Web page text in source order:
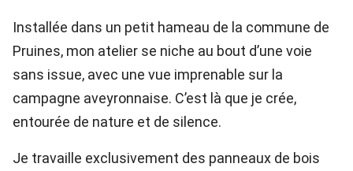
Installée dans un petit hameau de la commune de
Pruines, mon atelier se niche au bout d’une voie
sans issue, avec une vue imprenable sur la
campagne aveyronnaise. C’est là que je crée,
entourée de nature et de silence.
Je travaille exclusivement des panneaux de bois